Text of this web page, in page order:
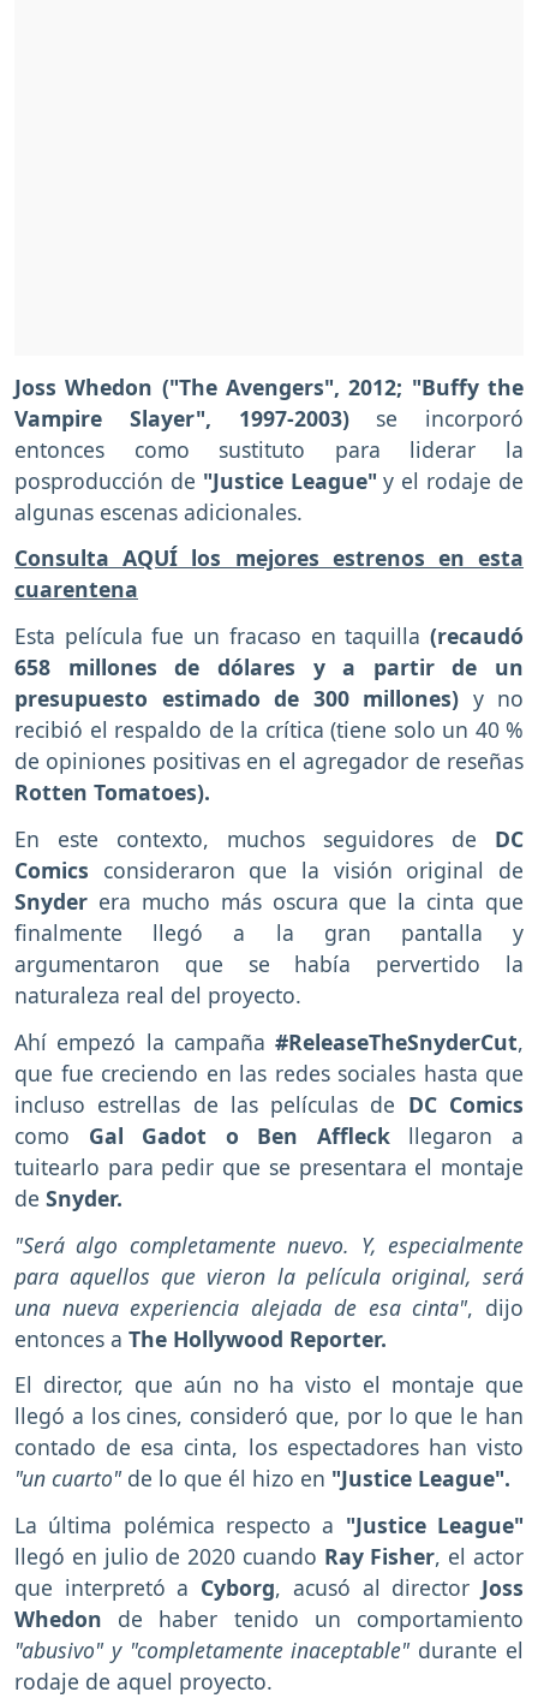
Joss Whedon ("The Avengers", 2012; "Buffy the
Vampire Slayer", 1997-2003)se incorporó
entonces como sustituto para liderar la
posproducción de "Justice League" y el rodaje de
algunas escenas adicionales.
Consulta AQUÍ los mejores estrenos en esta
cuarentena
Esta película fue un fracaso en taquilla (recaudó
658 millones de dólares y a partir de un
presupuesto estimado de 300 millones) y no
recibió el respaldo de la crítica (tiene solo un 40 %
de opiniones positivas en el agregador de reseñas
Rotten Tomatoes).
En este contexto, muchos seguidores de DC
Comics consideraron que la visión original de
Snyder era mucho más oscura que la cinta que
finalmente llegó a la gran pantalla y
argumentaron que se había pervertido la
naturaleza real del proyecto.
Ahí empezó la campaña #ReleaseTheSnyderCut,
que fue creciendo en las redes sociales hasta que
incluso estrellas de las películas de DC Comics
como Gal Gadot o Ben Affleckllegaron a
tuitearlo para pedir que se presentara el montaje
de Snyder.
"Será algo completamente nuevo. Y, especialmente
para aquellos que vieron la película original, será
una nueva experiencia alejada de esa cinta", dijo
entonces a The Hollywood Reporter.
El director, que aún no ha visto el montaje que
llegó a los cines, consideró que, por lo que le han
contado de esa cinta, los espectadores han visto
"un cuarto" de lo que él hizo en "Justice League".
La última polémica respecto a "Justice League"
llegó en julio de 2020 cuando Ray Fisher, el actor
que interpretó a Cyborg, acusó al director Joss
Whedon de haber tenido un comportamiento
"abusivo" y "completamente inaceptable" durante el
rodaje de aquel proyecto.